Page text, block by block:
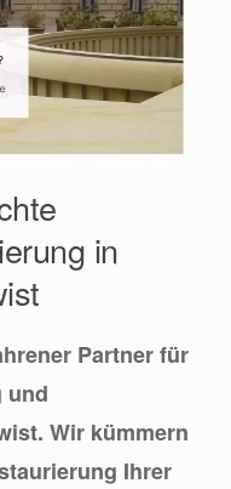
in
Partner für
und
Wir kümmern
Ihrer